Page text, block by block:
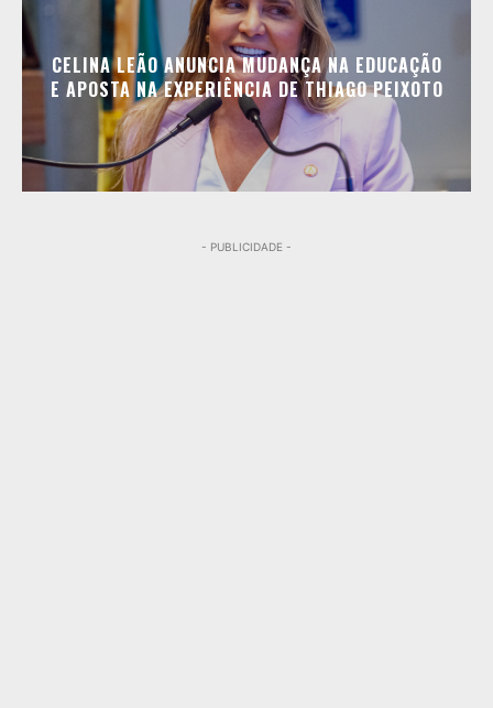
CELINA LEÃO ANUNCIA MUDANÇA NA EDUCAÇÃO
E APOSTA NA EXPERIÊNCIA DE THIAGO PEIXOTO
- PUBLICIDADE -